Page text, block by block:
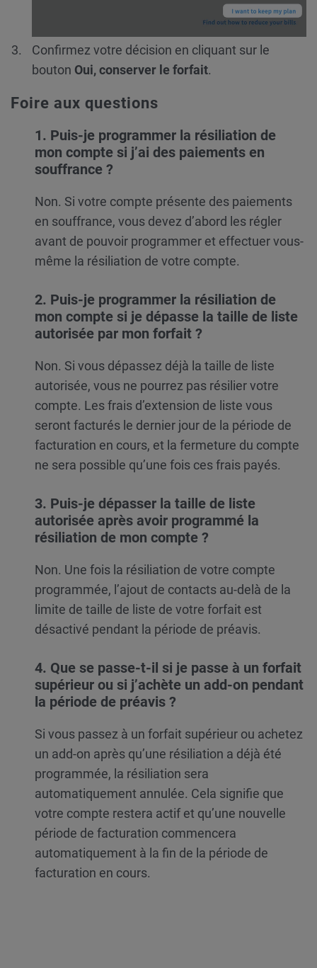
Confirmez votre décision en cliquant sur le
bouton Oui, conserver le forfait.
Foire aux questions
1. Puis-je programmer la résiliation de
mon compte si j’ai des paiements en
souffrance ?
Non. Si votre compte présente des paiements
en souffrance, vous devez d’abord les régler
avant de pouvoir programmer et effectuer vous-
même la résiliation de votre compte.
2. Puis-je programmer la résiliation de
mon compte si je dépasse la taille de liste
autorisée par mon forfait ?
Non. Si vous dépassez déjà la taille de liste
autorisée, vous ne pourrez pas résilier votre
compte. Les frais d’extension de liste vous
seront facturés le dernier jour de la période de
facturation en cours, et la fermeture du compte
ne sera possible qu’une fois ces frais payés.
3. Puis-je dépasser la taille de liste
autorisée après avoir programmé la
résiliation de mon compte ?
Non. Une fois la résiliation de votre compte
programmée, l’ajout de contacts au-delà de la
limite de taille de liste de votre forfait est
désactivé pendant la période de préavis.
4. Que se passe-t-il si je passe à un forfait
supérieur ou si j’achète un add-on pendant
la période de préavis ?
Si vous passez à un forfait supérieur ou achetez
un add-on après qu’une résiliation a déjà été
programmée, la résiliation sera
automatiquement annulée. Cela signifie que
votre compte restera actif et qu’une nouvelle
période de facturation commencera
automatiquement à la fin de la période de
facturation en cours.